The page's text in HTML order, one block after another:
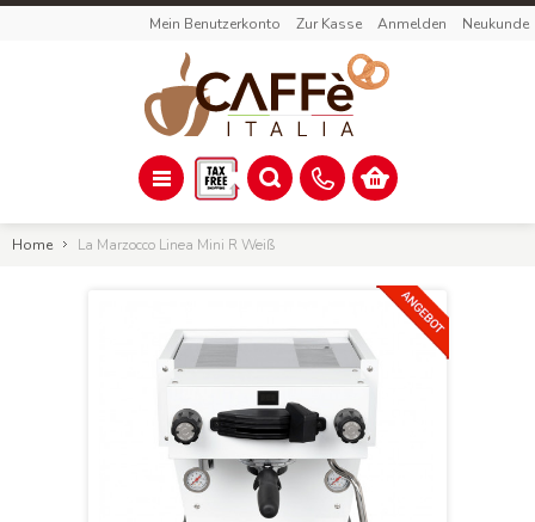
Mein Benutzerkonto Zur Kasse Anmelden Neukunde
Home La Marzocco Linea Mini R Weiß